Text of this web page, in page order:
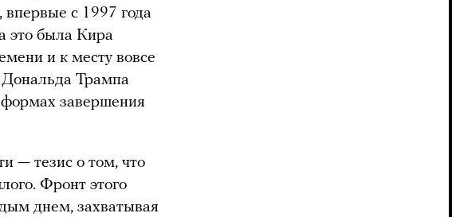
с 1997 года
это была Кира
и к месту вовсе
Дональда Трампа
завершения
— тезис о том, что
Фронт этого
днем, захватывая